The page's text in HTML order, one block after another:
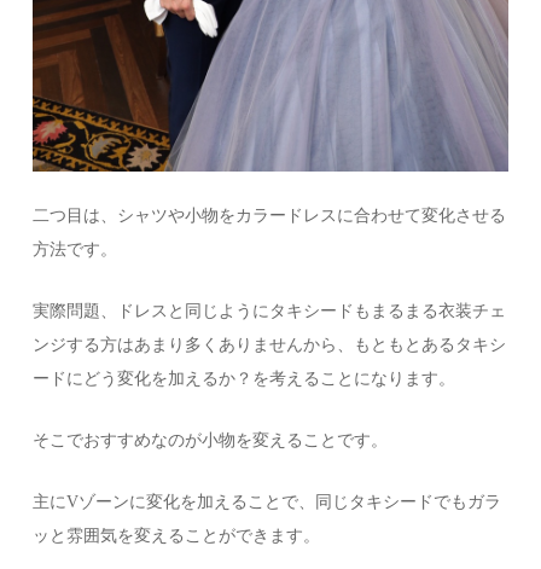
二つ目は、シャツや小物をカラードレスに合わせて変化させる
方法です。
実際問題、ドレスと同じようにタキシードもまるまる衣装チェ
ンジする方はあまり多くありませんから、もともとあるタキシ
ードにどう変化を加えるか？を考えることになります。
そこでおすすめなのが小物を変えることです。
主にVゾーンに変化を加えることで、同じタキシードでもガラ
ッと雰囲気を変えることができます。